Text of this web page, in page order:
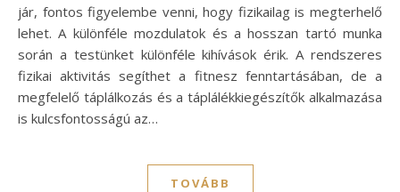
jár, fontos figyelembe venni, hogy fizikailag is megterhelő
lehet. A különféle mozdulatok és a hosszan tartó munka
során a testünket különféle kihívások érik. A rendszeres
fizikai aktivitás segíthet a fitnesz fenntartásában, de a
megfelelő táplálkozás és a táplálékkiegészítők alkalmazása
is kulcsfontosságú az…
TOVÁBB